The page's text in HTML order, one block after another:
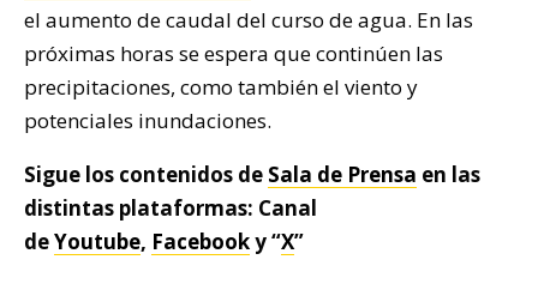
el aumento de caudal del curso de agua. En las
próximas horas se espera que continúen las
precipitaciones, como también el viento y
potenciales inundaciones.
Sigue los contenidos de Sala de Prensa en las
distintas plataformas: Canal
deYoutube, Facebooky “X”